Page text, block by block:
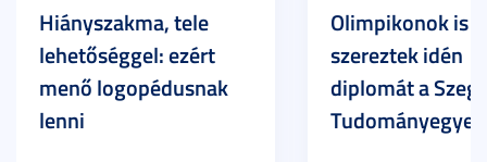
Hiányszakma, tele
lehetőséggel: ezért
menő logopédusnak
lenni
Olimpikonok is
szereztek idén
diplomát a